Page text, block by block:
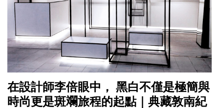
在設計師李倍眼中， 黑白不僅是極簡與
時尚更是斑斕旅程的起點｜典藏敦南紀